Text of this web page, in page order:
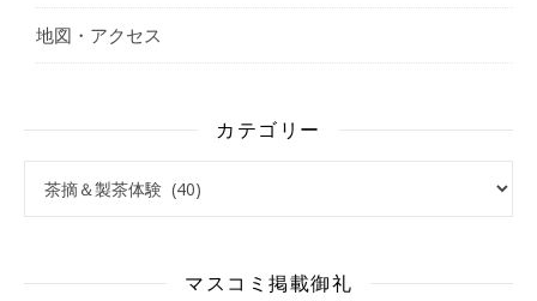
地図・アクセス
カテゴリー
マスコミ掲載御礼